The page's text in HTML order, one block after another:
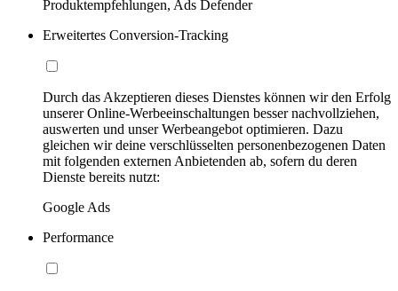
Produktempfehlungen, Ads Defender
Erweitertes Conversion-Tracking
Durch das Akzeptieren dieses Dienstes können wir den Erfolg
unserer Online-Werbeeinschaltungen besser nachvollziehen,
auswerten und unser Werbeangebot optimieren. Dazu
gleichen wir deine verschlüsselten personenbezogenen Daten
mit folgenden externen Anbietenden ab, sofern du deren
Dienste bereits nutzt:
Google Ads
Performance